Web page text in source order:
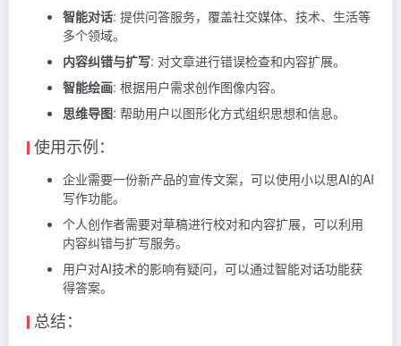
智能对话: 提供问答服务，覆盖社交媒体、技术、生活等
多个领域。
内容纠错与扩写: 对文章进行错误检查和内容扩展。
智能绘画: 根据用户需求创作图像内容。
思维导图: 帮助用户以图形化方式组织思想和信息。
使用示例：
企业需要一份新产品的宣传文案，可以使用小以思AI的AI
写作功能。
个人创作者需要对草稿进行校对和内容扩展，可以利用
内容纠错与扩写服务。
用户对AI技术的影响有疑问，可以通过智能对话功能获
得答案。
总结：